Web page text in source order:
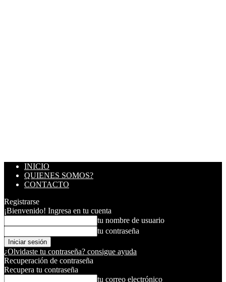
INICIO
QUIENES SOMOS?
CONTACTO
Registrarse
¡Bienvenido! Ingresa en tu cuenta
tu nombre de usuario
tu contraseña
¿Olvidaste tu contraseña? consigue ayuda
Recuperación de contraseña
Recupera tu contraseña
tu correo electrónico